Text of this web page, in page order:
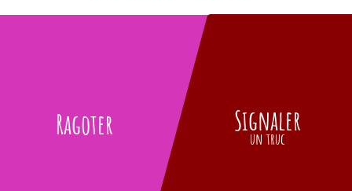
Ragoter Signaler
un truc